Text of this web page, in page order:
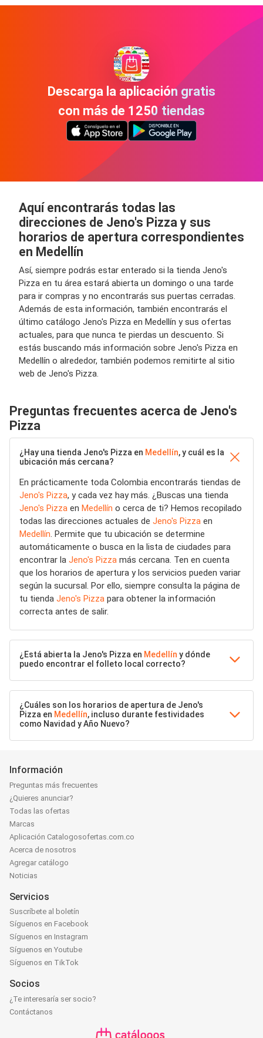
Descarga la aplicación gratis
con más de 1250 tiendas
Aquí encontrarás todas las
direcciones de Jeno's Pizza y sus
horarios de apertura correspondientes
en Medellín
Así, siempre podrás estar enterado si la tienda Jeno's
Pizza en tu área estará abierta un domingo o una tarde
para ir compras y no encontrarás sus puertas cerradas.
Además de esta información, también encontrarás el
último catálogo Jeno's Pizza en Medellín y sus ofertas
actuales, para que nunca te pierdas un descuento. Si
estás buscando más información sobre Jeno's Pizza en
Medellín o alrededor, también podemos remitirte al sitio
web de Jeno's Pizza.
Preguntas frecuentes acerca de Jeno's
Pizza
¿Hay una tienda Jeno's Pizza en Medellín, y cuál es la
ubicación más cercana?
En prácticamente toda Colombia encontrarás tiendas de
Jeno's Pizza, y cada vez hay más. ¿Buscas una tienda
Jeno's Pizza en Medellín o cerca de ti? Hemos recopilado
todas las direcciones actuales de Jeno's Pizza en
Medellín. Permite que tu ubicación se determine
automáticamente o busca en la lista de ciudades para
encontrar la Jeno's Pizza más cercana. Ten en cuenta
que los horarios de apertura y los servicios pueden variar
según la sucursal. Por ello, siempre consulta la página de
tu tienda Jeno's Pizza para obtener la información
correcta antes de salir.
¿Está abierta la Jeno's Pizza en Medellín y dónde
puedo encontrar el folleto local correcto?
¿Cuáles son los horarios de apertura de Jeno's
Pizza en Medellín, incluso durante festividades
como Navidad y Año Nuevo?
Información
Preguntas más frecuentes
¿Quieres anunciar?
Todas las ofertas
Marcas
Aplicación Catalogosofertas.com.co
Acerca de nosotros
Agregar catálogo
Noticias
Servicios
Suscríbete al boletín
Síguenos en Facebook
Síguenos en Instagram
Síguenos en Youtube
Síguenos en TikTok
Socios
¿Te interesaría ser socio?
Contáctanos